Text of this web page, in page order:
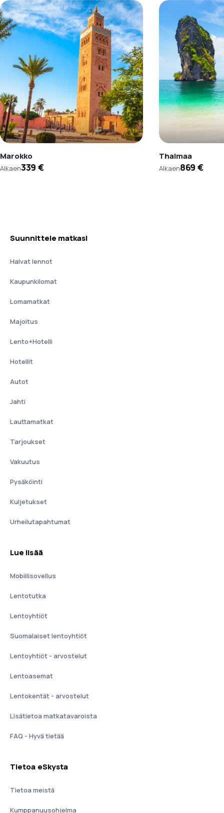
Marokko
Alkaen339 €
Thaimaa
Alkaen869 €
Suunnittele matkasi
Halvat lennot
Kaupunkilomat
Lomamatkat
Majoitus
Lento+Hotelli
Hotellit
Autot
Jahti
Lauttamatkat
Tarjoukset
Vakuutus
Pysäköinti
Kuljetukset
Urheilutapahtumat
Lue lisää
Mobiilisovellus
Lentotutka
Lentoyhtiöt
Suomalaiset lentoyhtiöt
Lentoyhtiöt - arvostelut
Lentoasemat
Lentokentät - arvostelut
Lisätietoa matkatavaroista
FAQ - Hyvä tietää
Tietoa eSkysta
Tietoa meistä
Kumppanuusohjelma